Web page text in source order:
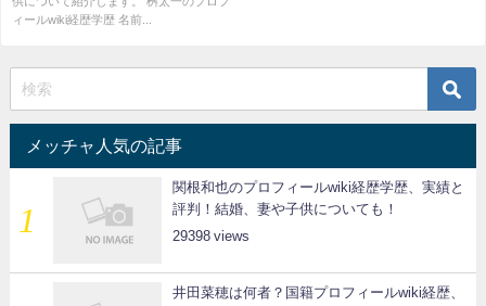
ィールwiki経歴学歴 名前...
メッチャ人気の記事
関根和也のプロフィールwiki経歴学歴、実績と
評判！結婚、妻や子供についても！
29398
井田菜穂は何者？国籍プロフィールwiki経歴、